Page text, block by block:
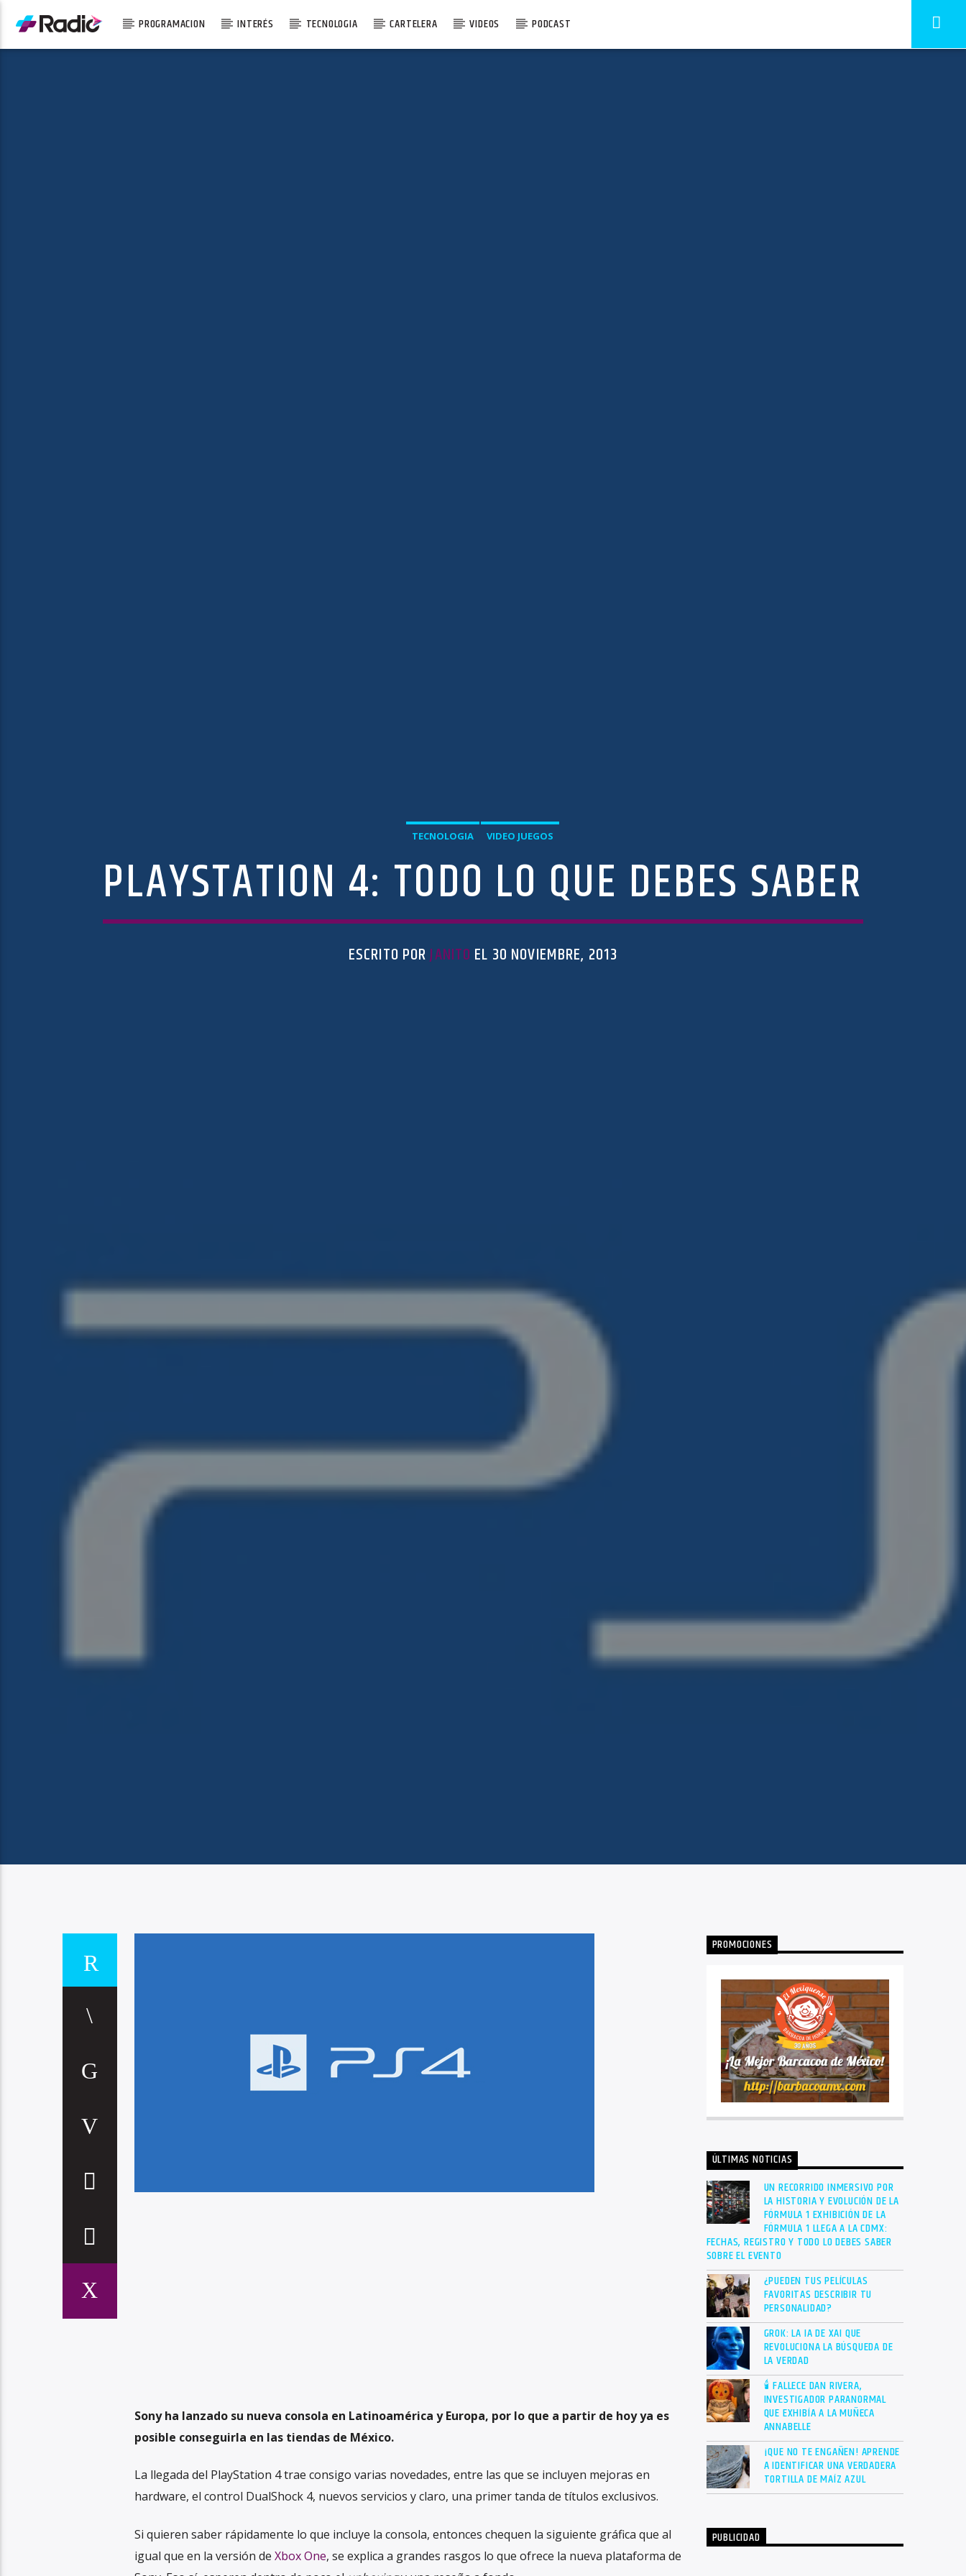
PROGRAMACION INTERÉS TECNOLOGIA CARTELERA VIDEOS PODCAST
TECNOLOGIA VIDEO JUEGOS
PLAYSTATION 4: TODO LO QUE DEBES SABER
ESCRITO PORJANITO EL 30 NOVIEMBRE, 2013
Sony ha lanzado su nueva consola en Latinoamérica y Europa, por lo que a partir de hoy ya es
posible conseguirla en las tiendas de México.
La llegada del PlayStation 4 trae consigo varias novedades, entre las que se incluyen mejoras en
hardware, el control DualShock 4, nuevos servicios y claro, una primer tanda de títulos exclusivos.
Si quieren saber rápidamente lo que incluye la consola, entonces chequen la siguiente gráfica que al
igual que en la versión de Xbox One, se explica a grandes rasgos lo que ofrece la nueva plataforma de
PROMOCIONES
ÚLTIMAS NOTICIAS
UN RECORRIDO INMERSIVO POR
LA HISTORIA Y EVOLUCIÓN DE LA
FÓRMULA 1 EXHIBICIÓN DE LA
FÓRMULA 1 LLEGA A LA CDMX:
FECHAS, REGISTRO Y TODO LO DEBES SABER
SOBRE EL EVENTO
¿PUEDEN TUS PELÍCULAS
FAVORITAS DESCRIBIR TU
PERSONALIDAD?
GROK: LA IA DE XAI QUE
REVOLUCIONA LA BÚSQUEDA DE
LA VERDAD
🕯 FALLECE DAN RIVERA,
INVESTIGADOR PARANORMAL
QUE EXHIBÍA A LA MUÑECA
ANNABELLE
¡QUE NO TE ENGAÑEN! APRENDE
A IDENTIFICAR UNA VERDADERA
TORTILLA DE MAÍZ AZUL
PUBLICIDAD